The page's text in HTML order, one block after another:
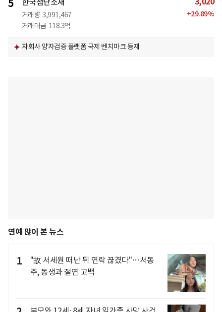
5 한국첨단소재
거래량 3,991,467
거래대금 118.3억
+29.89%
자회사 양자검증 플랫폼 국제 벤치마크 등재
연예 많이 본 뉴스
1
"故 서세원 떠난 뒤 연락 끊겼다"…서동
주, 동생과 절연 고백